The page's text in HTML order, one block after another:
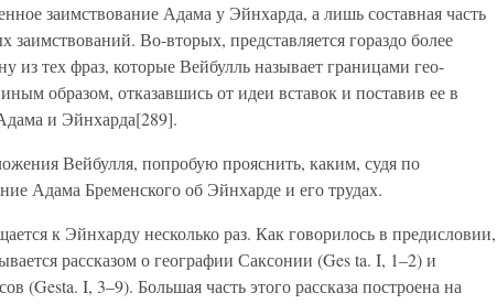
заимствование Адама у Эйнхарда, а лишь составная часть
заимствований. Во-вторых, представляется гораздо более
из тех фраз, которые Вейбулль называет границами гео-
образом, отказавшись от идеи вставок и поставив ее в
и Эйнхарда[289].
Вейбулля, попробую прояснить, каким, судя по
Адама Бременского об Эйнхарде и его трудах.
к Эйнхарду несколько раз. Как говорилось в предисловии,
рассказом о географии Саксонии (Ges ta. I, 1–2) и
(Gesta. I, 3–9). Большая часть этого рассказа построена на